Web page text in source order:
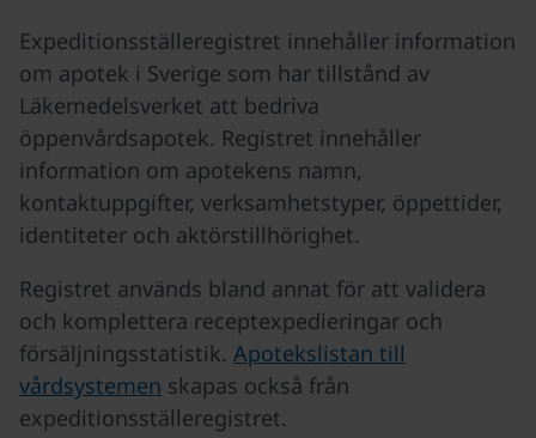
Expeditionsställeregistret innehåller information
om apotek i Sverige som har tillstånd av
Läkemedelsverket att bedriva
öppenvårdsapotek. Registret innehåller
information om apotekens namn,
kontaktuppgifter, verksamhetstyper, öppettider,
identiteter och aktörstillhörighet.
Registret används bland annat för att validera
och komplettera receptexpedieringar och
försäljningsstatistik. Apotekslistan till
vårdsystemen skapas också från
expeditionsställeregistret.